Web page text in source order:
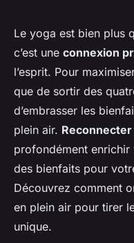
Comment
séance de
pour
la nature ?
Alexis •16 septembre
Le yoga est bien plus
c’est une connexion
l’esprit. Pour
que de sortir des
d’embrasser les
plein air.
profondément enrichir
des bienfaits pour
Découvrez comment
en plein air pour tirer
unique.